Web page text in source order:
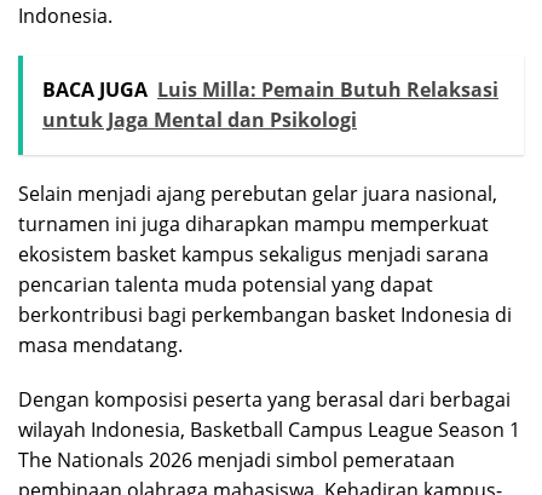
Indonesia.
BACA JUGA Luis Milla: Pemain Butuh Relaksasi
untuk Jaga Mental dan Psikologi
Selain menjadi ajang perebutan gelar juara nasional,
turnamen ini juga diharapkan mampu memperkuat
ekosistem basket kampus sekaligus menjadi sarana
pencarian talenta muda potensial yang dapat
berkontribusi bagi perkembangan basket Indonesia di
masa mendatang.
Dengan komposisi peserta yang berasal dari berbagai
wilayah Indonesia, Basketball Campus League Season 1
The Nationals 2026 menjadi simbol pemerataan
pembinaan olahraga mahasiswa. Kehadiran kampus-